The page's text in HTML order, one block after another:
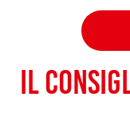
IL